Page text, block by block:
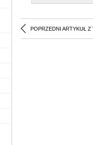
POPRZEDNI ARTYKUŁ Z